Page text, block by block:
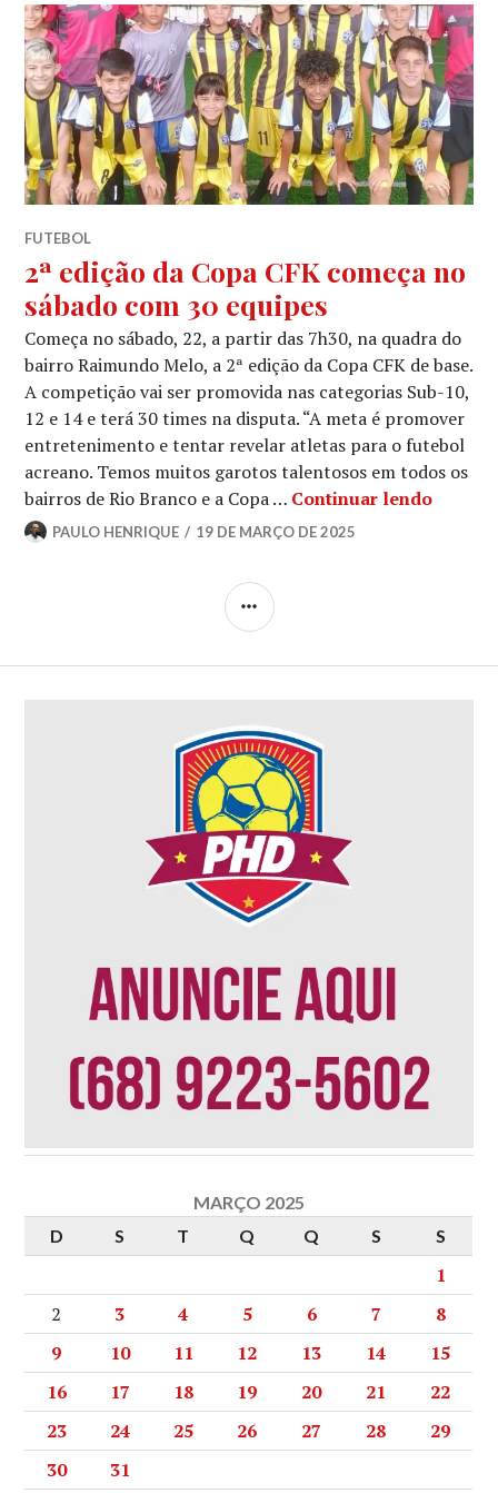
FUTEBOL
2ª edição da Copa CFK começa no
sábado com 30 equipes
Começa no sábado, 22, a partir das 7h30, na quadra do
bairro Raimundo Melo, a 2ª edição da Copa CFK de base.
A competição vai ser promovida nas categorias Sub-10,
12 e 14 e terá 30 times na disputa. “A meta é promover
entretenimento e tentar revelar atletas para o futebol
acreano. Temos muitos garotos talentosos em todos os
bairros de Rio Branco e a Copa … Continuar lendo
PAULO HENRIQUE 19 DE MARÇO DE 2025
MARÇO 2025
D
S T Q Q S S
1
2
3 4 5 6 7
8
9
10 11 12 13 14
15
16
17 18 19 20 21
22
23
24 25 26 27 28
29
30
31